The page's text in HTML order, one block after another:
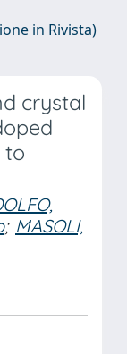
in Rivista)
crystal
to
; MASOLI,